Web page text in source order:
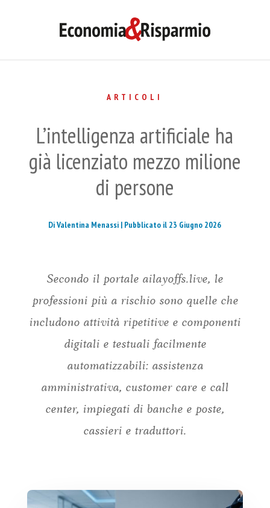
ARTICOLI
L’intelligenza artificiale ha
già licenziato mezzo milione
di persone
Di Valentina Menassi | Pubblicato il 23 Giugno 2026
Secondo il portale ailayoffs.live, le
professioni più a rischio sono quelle che
includono attività ripetitive e componenti
digitali e testuali facilmente
automatizzabili: assistenza
amministrativa, customer care e call
center, impiegati di banche e poste,
cassieri e traduttori.